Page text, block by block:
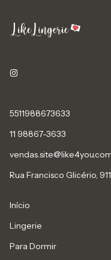
5511988673633
11 98867-3633
Rua Francisco Glicério,
Início
Lingerie
Para Dormir